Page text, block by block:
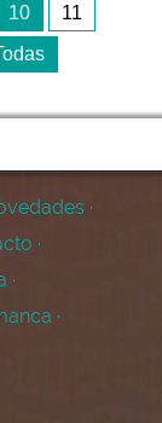
10
11
·
·
·
·